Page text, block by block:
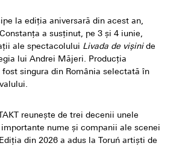
la ediția aniversară din acest an,
a susținut, pe 3 și 4 iunie,
ale spectacolului Livada de vișini de
lui Andrei Măjeri. Producția
singura din România selectată în
reunește de trei decenii unele
nume și companii ale scenei
din 2026 a adus la Toruń artiști de